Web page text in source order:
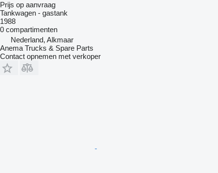
Prijs op aanvraag
Tankwagen - gastank
1988
0 compartimenten
Nederland, Alkmaar
Anema Trucks & Spare Parts
Contact opnemen met verkoper